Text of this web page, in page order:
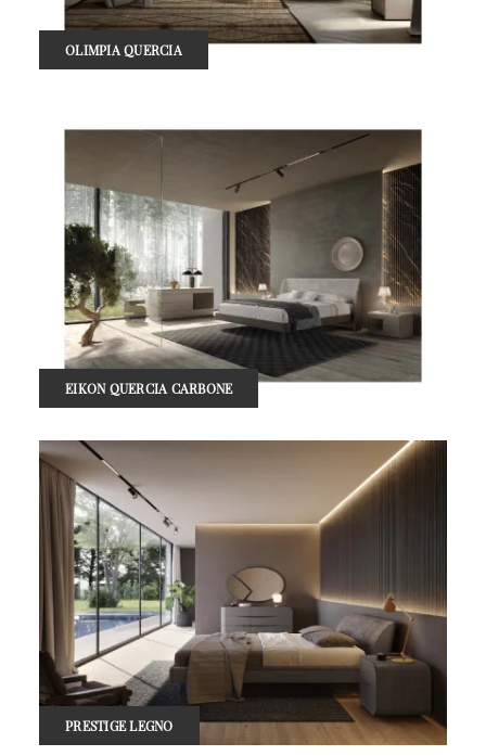
OLIMPIA QUERCIA
EIKON QUERCIA CARBONE
PRESTIGE LEGNO